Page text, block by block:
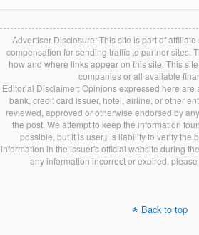
Advertiser Disclosure: This site is part of
compensation for sending traffic to partner sites.
how and where links appear on this site. This
companies or all available
Editorial Disclaimer: Opinions expressed here are
bank, credit card issuer, hotel, airline, or other
reviewed, approved or otherwise endorsed by
the post. We attempt to keep the information
possible, but it is user』s liability to verify the
information in the issuer's official website during
any information incorrect or expired,
Back to top